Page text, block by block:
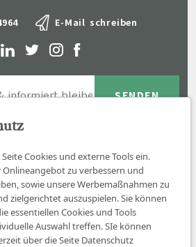
E-Mail schreiben
Job finden
Cookies und externe Tools ein.
Onlineangebot zu verbessern und
sowie unsere Werbemaßnahmen zu
zielgerichtet auszuspielen. Sie können
essentiellen Cookies und Tools
Auswahl treffen. SIe können
über die Seite Datenschutz